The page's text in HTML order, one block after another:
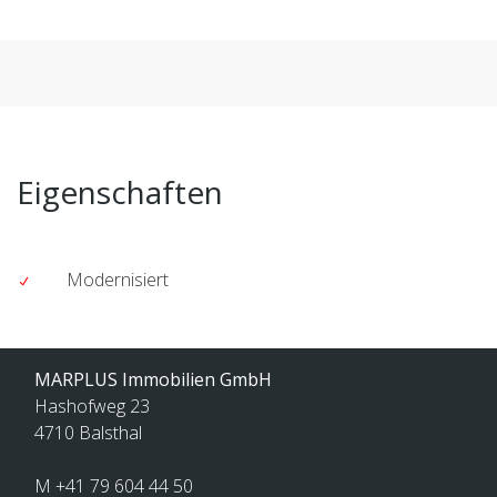
Eigenschaften
Modernisiert
MARPLUS Immobilien GmbH
Hashofweg 23
4710 Balsthal
M +41 79 604 44 50